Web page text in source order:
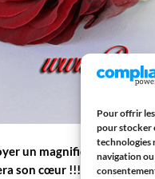
Pour offrir
pour stocker
technologies
navigation ou
un magnifique texte
son cœur !!! Choisissez